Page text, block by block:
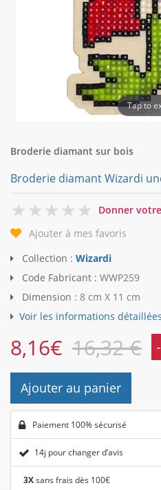
Tap to
Broderie diamant sur bois
Broderie diamant Wizardi
0
Donner
Ajouter à mes favoris
Collection : Wizardi
Code Fabricant : WWP259
Dimension : 8 cm X 11 cm
Voir les informations détaillées
8,16€ 16,32 €
Ajouter au panier
Paiement 100% sécurisé
14j pour changer d’avis
3Xsans frais dès 100€